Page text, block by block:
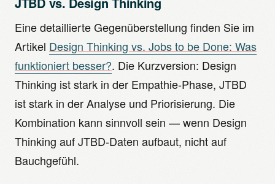
Eine detaillierte Gegenüberstellung finden Sie im
Artikel Design Thinking vs. Jobs to be Done: Was
funktioniert besser?. Die Kurzversion: Design
Thinking ist stark in der Empathie-Phase, JTBD
ist stark in der Analyse und Priorisierung. Die
Kombination kann sinnvoll sein — wenn Design
Thinking auf JTBD-Daten aufbaut, nicht auf
Bauchgefühl.